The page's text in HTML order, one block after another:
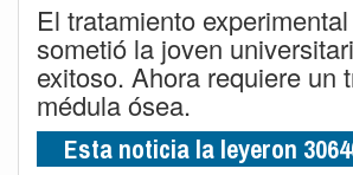
El tratamiento
sometió la joven
exitoso. Ahora requiere un
médula ósea.
Esta noticia la leyeron